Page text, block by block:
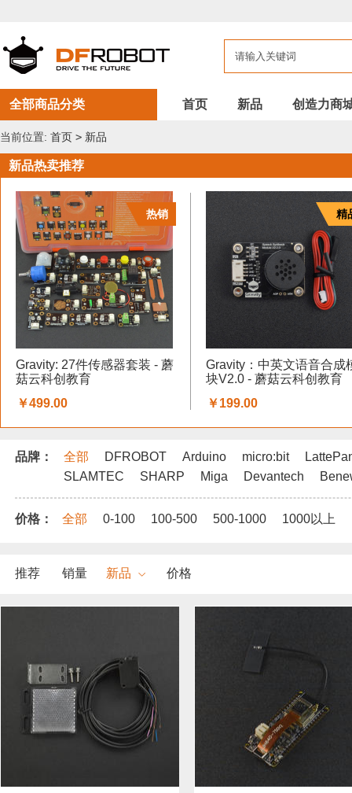
全部商品分类 首页 新品 创造力商
当前位置: 首页 > 新品
新品热卖推荐
热销
Gravity: 27件传感器套装 - 蘑
菇云科创教育
￥499.00
精
Gravity：中英文语音合成
块V2.0 - 蘑菇云科创教育
￥199.00
品牌： 全部 DFROBOT Arduino micro:bit
SLAMTEC
SHARP Miga Devantech
价格： 全部 0-100 100-500 500-1000 1000以上
推荐 销量 新品 价格